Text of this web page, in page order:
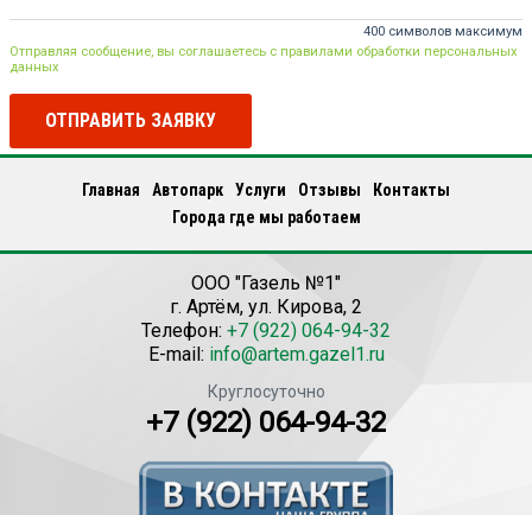
400 символов максимум
Отправляя сообщение, вы соглашаетесь с правилами обработки персональных
данных
ОТПРАВИТЬ ЗАЯВКУ
Главная Автопарк Услуги Отзывы
Контакты
Города где мы работаем
ООО "Газель №1"
г. Артём, ул. Кирова, 2
Телефон: +7 (922) 064-94-32
E-mail: info@artem.gazel1.ru
Круглосуточно
+7 (922) 064-94-32